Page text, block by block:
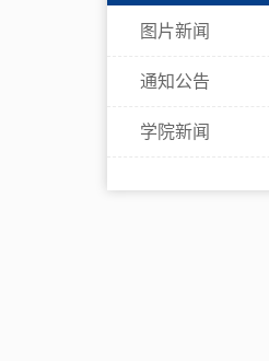
图片新闻
通知公告
学院新闻